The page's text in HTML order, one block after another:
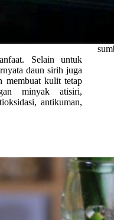
Selain untuk
daun sirih juga
membuat kulit tetap
minyak atisiri,
antikuman,